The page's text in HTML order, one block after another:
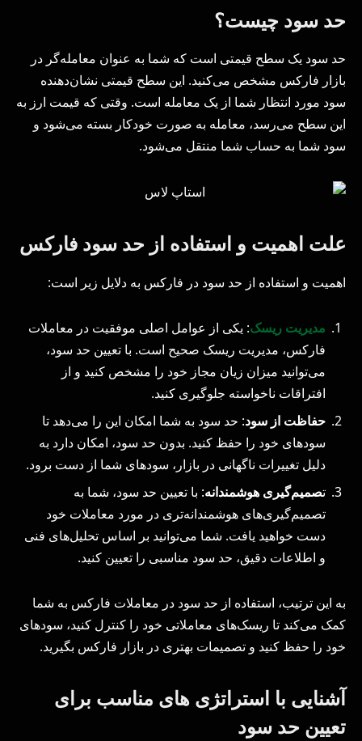
حد سود چیست؟
حد سود یک سطح قیمتی است که شما به عنوان معامله‌گر در
بازار فارکس مشخص می‌کنید. این سطح قیمتی نشان‌دهنده
سود مورد انتظار شما از یک معامله است. وقتی که قیمت ارز به
این سطح می‌رسد، معامله به صورت خودکار بسته می‌شود و
سود شما به حساب شما منتقل می‌شود.
علت اهمیت و استفاده از حد سود فارکس
اهمیت و استفاده از حد سود در فارکس به دلایل زیر است:
مدیریت ریسک: یکی از عوامل اصلی موفقیت در معاملات
فارکس، مدیریت ریسک صحیح است. با تعیین حد سود،
می‌توانید میزان زیان مجاز خود را مشخص کنید و از
افتراقات ناخواسته جلوگیری کنید.
حفاظت از سود: حد سود به شما امکان این را می‌دهد تا
سودهای خود را حفظ کنید. بدون حد سود، امکان دارد به
دلیل تغییرات ناگهانی در بازار، سودهای شما از دست برود.
تصمیم‌گیری هوشمندانه: با تعیین حد سود، شما به
تصمیم‌گیری‌های هوشمندانه‌تری در مورد معاملات خود
دست خواهید یافت. شما می‌توانید بر اساس تحلیل‌های فنی
و اطلاعات دقیق، حد سود مناسبی را تعیین کنید.
به این ترتیب، استفاده از حد سود در معاملات فارکس به شما
کمک می‌کند تا ریسک‌های معاملاتی خود را کنترل کنید، سودهای
خود را حفظ کنید و تصمیمات بهتری در بازار فارکس بگیرید.
آشنایی با استراتژی های مناسب برای
تعیین حد سود